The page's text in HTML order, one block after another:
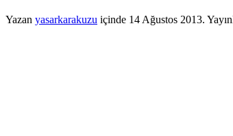
Yazan yasarkarakuzu içinde 14 Ağustos 2013.